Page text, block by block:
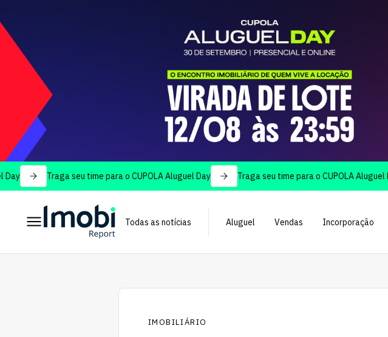
Traga seu time para o CUPOLA Aluguel Day Traga seu time para o CUPOLA Aluguel Day
Todas as notícias Aluguel Vendas Incorporação
IMOBILIÁRIO